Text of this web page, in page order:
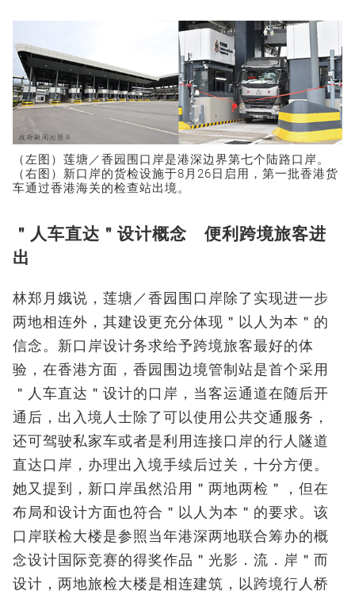
（左图）莲塘／香园围口岸是港深边界第七个陆路口岸。
（右图）新口岸的货检设施于8月26日启用，第一批香港货
车通过香港海关的检查站出境。
＂人车直达＂设计概念 便利跨境旅客进
出
林郑月娥说，莲塘／香园围口岸除了实现进一步
两地相连外，其建设更充分体现＂以人为本＂的
信念。新口岸设计务求给予跨境旅客最好的体
验，在香港方面，香园围边境管制站是首个采用
＂人车直达＂设计的口岸，当客运通道在随后开
通后，出入境人士除了可以使用公共交通服务，
还可驾驶私家车或者是利用连接口岸的行人隧道
直达口岸，办理出入境手续后过关，十分方便。
她又提到，新口岸虽然沿用＂两地两检＂，但在
布局和设计方面也符合＂以人为本＂的要求。该
口岸联检大楼是参照当年港深两地联合筹办的概
念设计国际竞赛的得奖作品＂光影．流．岸＂而
设计，两地旅检大楼是相连建筑，以跨境行人桥